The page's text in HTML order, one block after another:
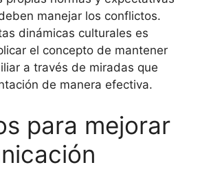
manejar los conflictos.
dinámicas culturales es
el concepto de mantener
a través de miradas que
de manera efectiva.
para mejorar